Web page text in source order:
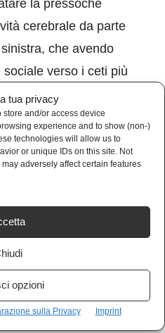
tua privacy
and/or access device
experience and to show (non-)
technologies will allow us to
or unique IDs on this site. Not
adversely affect certain features
opzioni
sulla Privacy Imprint
la pressochè
cerebrale da parte
che avendo
verso i ceti più
la consapevolezza di
i meccanismi
privilegiato è
vendetta anarchica
vede l’ora di
della fermezza e
reazione anarchica
questo deserto di
anche un tabù come la